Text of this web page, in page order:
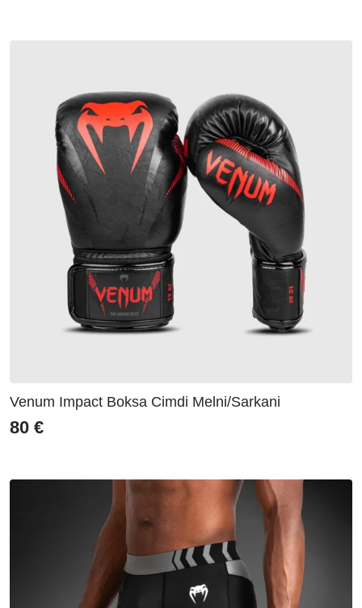
Venum Impact Boksa Cimdi Melni/Sarkani
80 €